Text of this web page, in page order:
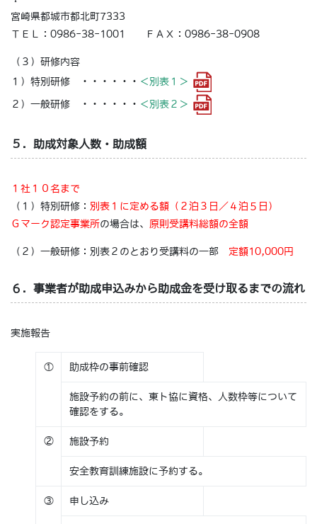
宮崎県都城市都北町7333
ＴＥＬ：0986-38-1001 ＦＡＸ：0986-38-0908
（３）研修内容
１）特別研修 ・・・・・・ ＜別表１＞
２）一般研修 ・・・・・・ ＜別表２＞
５．助成対象人数・助成額
１社１０名まで
（１）特別研修： 別表１に定める額（２泊３日／４泊５日）
Ｇマーク認定事業所の場合は、 原則受講料総額の全額
（２）一般研修：別表２のとおり受講料の一部 定額10,000円
６．事業者が助成申込みから助成金を受け取るまでの流れ
実施報告
① 助成枠の事前確認
施設予約の前に、東ト協に資格、人数枠等について
確認をする。
② 施設予約
安全教育訓練施設に予約する。
③ 申し込み